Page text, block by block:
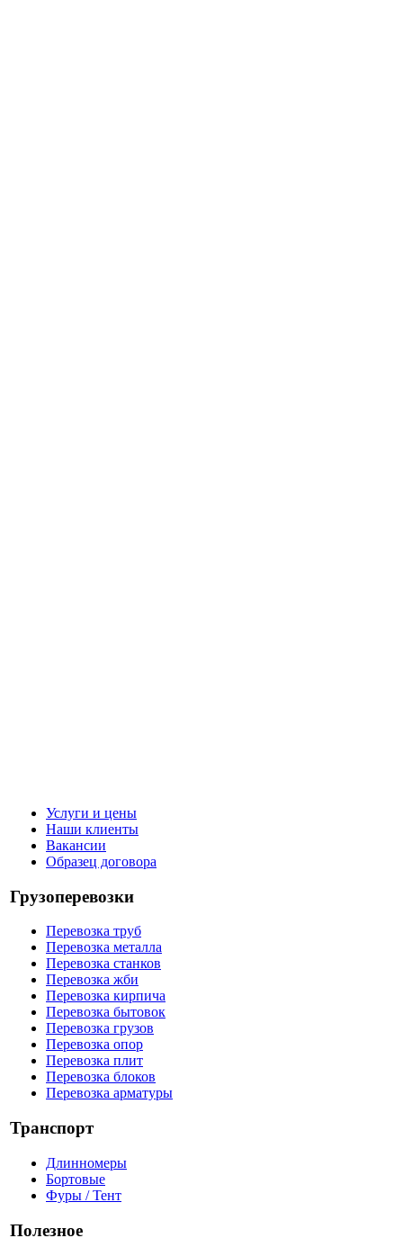
Услуги и цены
Наши клиенты
Вакансии
Образец договора
Грузоперевозки
Перевозка труб
Перевозка металла
Перевозка станков
Перевозка жби
Перевозка кирпича
Перевозка бытовок
Перевозка грузов
Перевозка опор
Перевозка плит
Перевозка блоков
Перевозка арматуры
Транспорт
Длинномеры
Бортовые
Фуры / Тент
Полезное